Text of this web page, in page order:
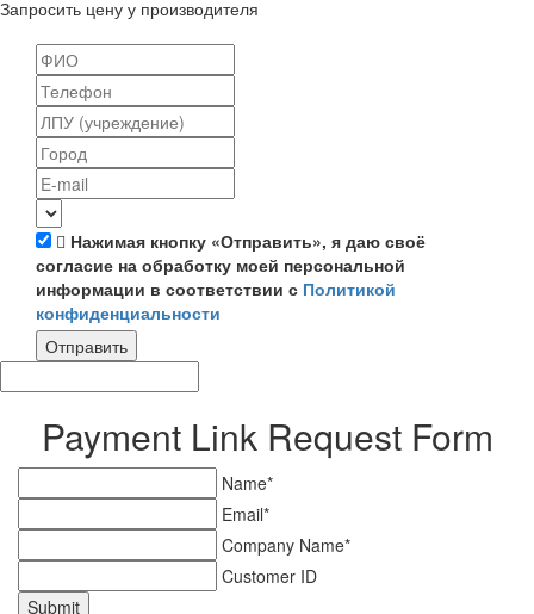
Запросить цену у производителя
Нажимая кнопку «Отправить», я даю своё
согласие на обработку моей персональной
информации в соответствии с Политикой
конфиденциальности
Отправить
Payment Link Request Form
Name*
Email*
Company Name*
Customer ID
Submit